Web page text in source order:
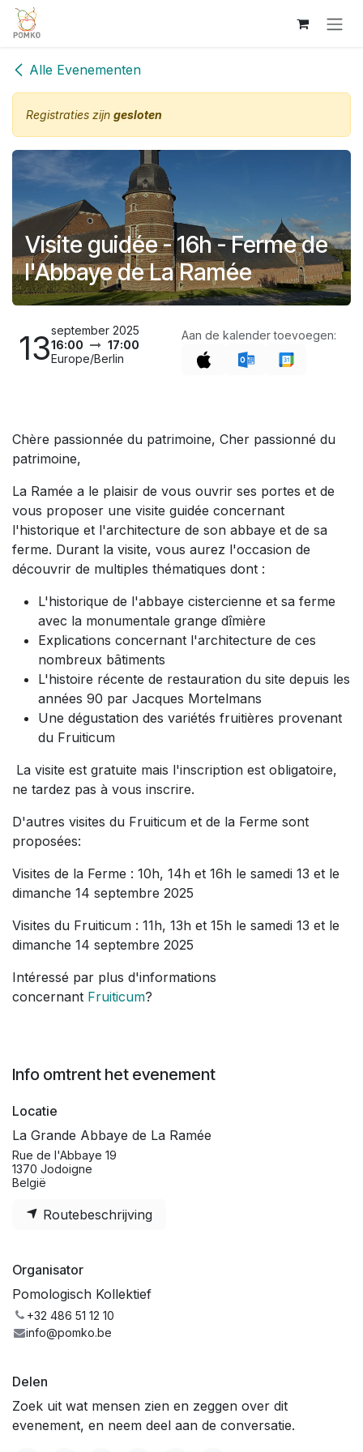
Overslaan naar inhoud
Alle Evenementen
Registraties zijn gesloten
Visite guidée - 16h - Ferme de
l'Abbaye de La Ramée
13september 2025
16:00
17:00
Europe/Berlin
Aan de kalender toevoegen:
Chère passionnée du patrimoine, Cher passionné du
patrimoine,
La Ramée a le plaisir de vous ouvrir ses portes et de
vous proposer une visite guidée concernant
l'historique et l'architecture de son abbaye et de sa
ferme. Durant la visite, vous aurez l'occasion de
découvrir de multiples thématiques dont :
L'historique de l'abbaye cistercienne et sa ferme
avec la monumentale grange dîmière
Explications concernant l'architecture de ces
nombreux bâtiments
L'histoire récente de restauration du site depuis les
années 90 par Jacques Mortelmans
Une dégustation des variétés fruitières provenant
du Fruiticum
La visite est gratuite mais l'inscription est obligatoire,
ne tardez pas à vous inscrire.
D'autres visites du Fruiticum et de la Ferme sont
proposées:
Visites de la Ferme : 10h, 14h et 16h le samedi 13 et le
dimanche 14 septembre 2025
Visites du Fruiticum : 11h, 13h et 15h le samedi 13 et le
dimanche 14 septembre 2025
Intéressé par plus d'informations
concernant Fruiticum?
Info omtrent het evenement
Locatie
La Grande Abbaye de La Ramée
Rue de l'Abbaye 19
1370 Jodoigne
België
Routebeschrijving
Organisator
Pomologisch Kollektief
+32 486 51 12 10
info@pomko.be
Delen
Zoek uit wat mensen zien en zeggen over dit
evenement, en neem deel aan de conversatie.